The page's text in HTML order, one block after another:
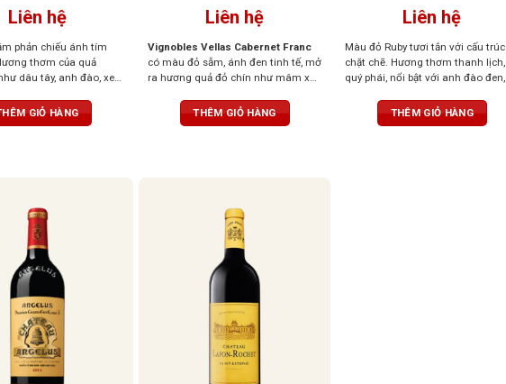
Liên hệ
phản chiếu ánh tím
thơm của quả
dâu tây, anh đào, xen
tùng tạo nên một tầng
hợp, gợi cảm và sống
GIỎ HÀNG
Liên hệ
Vignobles Vellas Cabernet Franc
có màu đỏ sẫm, ánh đen tinh tế, mở
ra hương quả đỏ chín như mâm xôi,
xanh và chút thảo mộc. Vị vang
thanh lịch, tannin mịn, dễ uống
THÊM GIỎ HÀNG
Liên hệ
Màu đỏ Ruby tươi tắn với cấu trúc
chặt chẽ. Hương thơm thanh lịch,
quý phái, nổi bật với anh đào đen,
tannin mượt mà, kéo dài ở hậu vị
cùng dư vị ngọt thanh dễ chịu. Kết
THÊM GIỎ HÀNG